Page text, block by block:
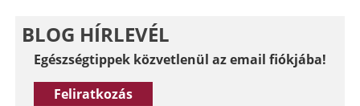
BLOG HÍRLEVÉL
Egészségtippek közvetlenül az email fiókjába!
Feliratkozás